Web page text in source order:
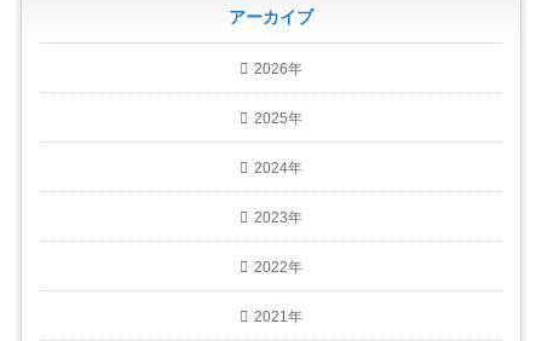
アーカイブ
2026年
2025年
2024年
2023年
2022年
2021年